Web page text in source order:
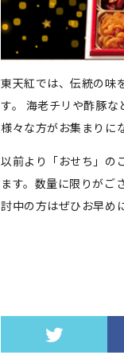
東天紅では、伝統の味
す。 海老チリや酢豚な
様々な方がお集まりに
以前より「おせち」の
ます。数量に限りがご
討中の方はぜひお早め